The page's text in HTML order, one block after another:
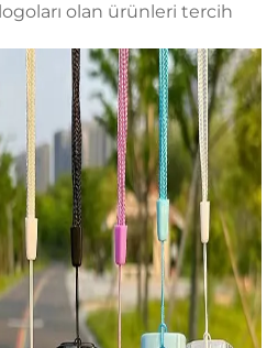
olan ürünleri tercih